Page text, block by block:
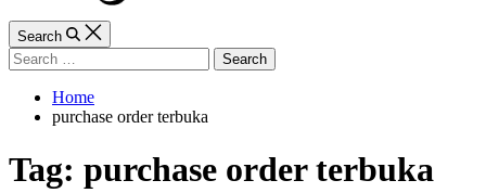
Search
Search
for:
Home
purchase order terbuka
Tag: purchase order terbuka